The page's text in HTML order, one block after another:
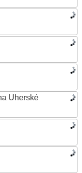
Uherské